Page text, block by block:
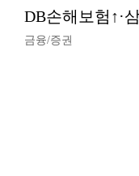
DB손해보험↑·
금융/증권